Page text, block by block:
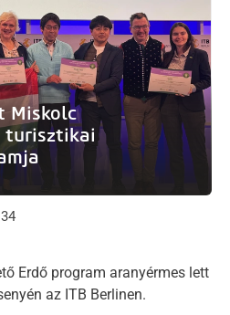
Miskolc
Erdő program aranyérmes lett
az ITB Berlinen.